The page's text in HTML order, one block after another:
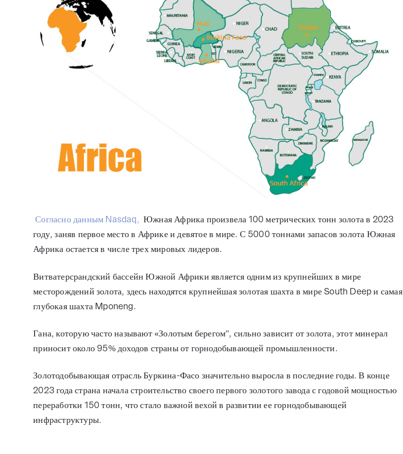
Согласно данным Nasdaq, Южная Африка произвела 100 метрических тонн золота в 2023
году, заняв первое место в Африке и девятое в мире. С 5000 тоннами запасов золота Южная
Африка остается в числе трех мировых лидеров.
Витватерсрандский бассейн Южной Африки является одним из крупнейших в мире
месторождений золота, здесь находятся крупнейшая золотая шахта в мире South Deep и самая
глубокая шахта Mponeng.
Гана, которую часто называют «Золотым берегом", сильно зависит от золота, этот минерал
приносит около 95% доходов страны от горнодобывающей промышленности.
Золотодобывающая отрасль Буркина-Фасо значительно выросла в последние годы. В конце
2023 года страна начала строительство своего первого золотого завода с годовой мощностью
переработки 150 тонн, что стало важной вехой в развитии ее горнодобывающей
инфраструктуры.